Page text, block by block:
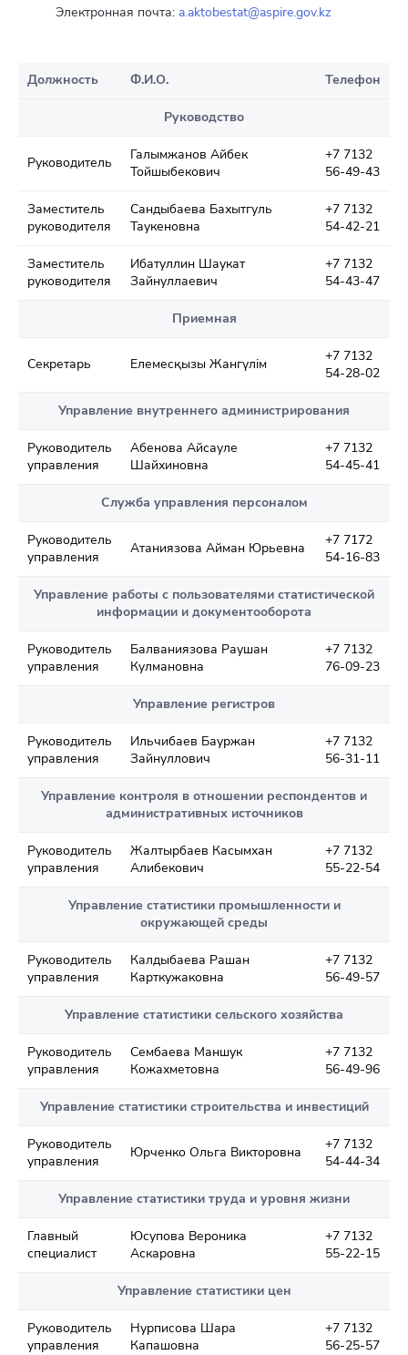
Электронная почта: a.aktobestat@aspire.gov.kz
Должность Ф.И.О. Телефон
Руководство
Руководитель
Галымжанов Айбек
Тойшыбекович
+7 7132
56-49-43
Заместитель
руководителя
Сандыбаева Бахытгуль
Таукеновна
+7 7132
54-42-21
Заместитель
руководителя
Ибатуллин Шаукат
Зайнуллаевич
+7 7132
54-43-47
Приемная
Секретарь Елемесқызы Жангүлім
+7 7132
54-28-02
Управление внутреннего администрирования
Руководитель
управления
Абенова Айсауле
Шайхиновна
+7 7132
54-45-41
Служба управления персоналом
Руководитель
управления
Атаниязова Айман Юрьевна
+7 7172
54-16-83
Управление работы с пользователями статистической
информации и документооборота
Руководитель
управления
Балваниязова Раушан
Кулмановна
+7 7132
76-09-23
Управление регистров
Руководитель
управления
Ильчибаев Бауржан
Зайнуллович
+7 7132
56-31-11
Управление контроля в отношении респондентов и
административных источников
Руководитель
управления
Жалтырбаев Касымхан
Алибекович
+7 7132
55-22-54
Управление статистики промышленности и
окружающей среды
Руководитель
управления
Калдыбаева Рашан
Карткужаковна
+7 7132
56-49-57
Управление статистики сельского хозяйства
Руководитель
управления
Сембаева Маншук
Кожахметовна
+7 7132
56-49-96
Управление статистики строительства и инвестиций
Руководитель
управления
Юрченко Ольга Викторовна
+7 7132
54-44-34
Управление статистики труда и уровня жизни
Главный
специалист
Юсупова Вероника
Аскаровна
+7 7132
55-22-15
Управление статистики цен
Руководитель
управления
Нурписова Шара
Капашовна
+7 7132
56-25-57